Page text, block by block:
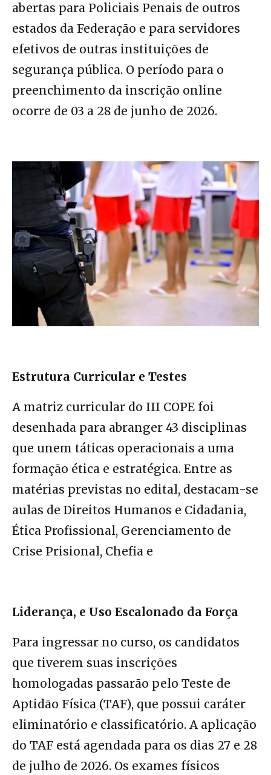
abertas para Policiais Penais de outros
estados da Federação e para servidores
efetivos de outras instituições de
segurança pública. O período para o
preenchimento da inscrição online
ocorre de 03 a 28 de junho de 2026.
Estrutura Curricular e Testes
A matriz curricular do III COPE foi
desenhada para abranger 43 disciplinas
que unem táticas operacionais a uma
formação ética e estratégica. Entre as
matérias previstas no edital, destacam-se
aulas de Direitos Humanos e Cidadania,
Ética Profissional, Gerenciamento de
Crise Prisional, Chefia e
Liderança, e Uso Escalonado da Força
Para ingressar no curso, os candidatos
que tiverem suas inscrições
homologadas passarão pelo Teste de
Aptidão Física (TAF), que possui caráter
eliminatório e classificatório. A aplicação
do TAF está agendada para os dias 27 e 28
de julho de 2026. Os exames físicos